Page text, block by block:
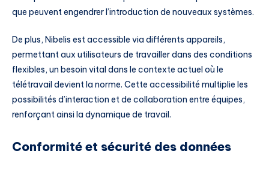
que peuvent engendrer l’introduction de nouveaux systèmes.
De plus, Nibelis est accessible via différents appareils,
permettant aux utilisateurs de travailler dans des conditions
flexibles, un besoin vital dans le contexte actuel où le
télétravail devient la norme. Cette accessibilité multiplie les
possibilités d’interaction et de collaboration entre équipes,
renforçant ainsi la dynamique de travail.
Conformité et sécurité des données